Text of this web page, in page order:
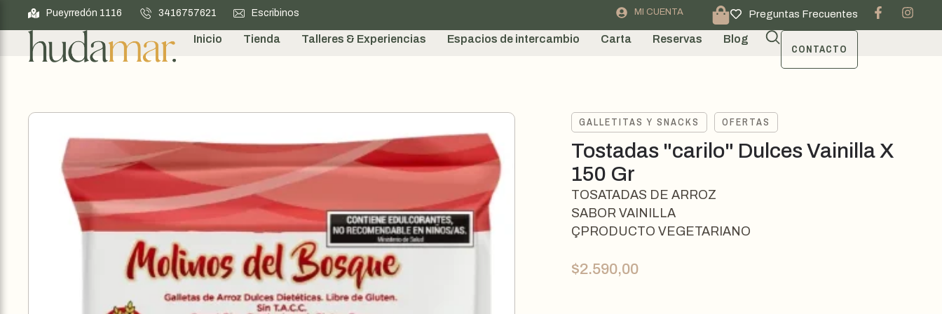
Pueyrredón 1116 3416757621 Escribinos MI CUENTA Preguntas Frecuentes
Inicio Tienda Talleres & Experiencias Espacios de intercambio Carta Reservas Blog
CONTACTO
GALLETITAS Y SNACKS OFERTAS
Tostadas "carilo" Dulces Vainilla X
150 Gr
TOSATADAS DE ARROZ
SABOR VAINILLA
ÇPRODUCTO VEGETARIANO
$2.590,00